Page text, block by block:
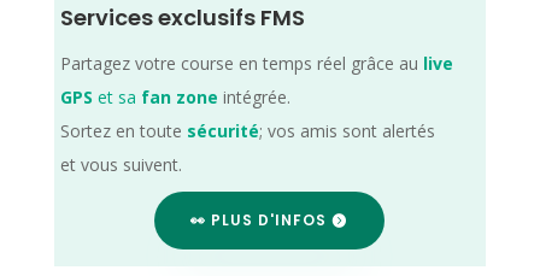
Services exclusifs FMS
Partagez votre course en temps réel grâce au live
GPS et sa fan zone intégrée.
Sortez en toute sécurité; vos amis sont alertés
et vous suivent.
👀 PLUS D'INFOS